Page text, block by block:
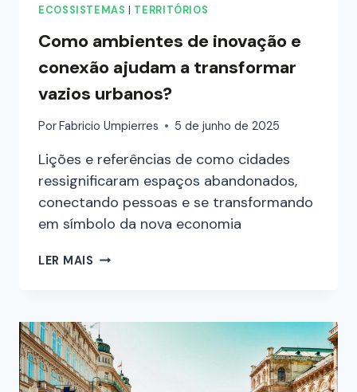
ECOSSISTEMAS TERRITÓRIOS
Como ambientes de inovação e
conexão ajudam a transformar
vazios urbanos?
PorFabricio Umpierres 5 de junho de 2025
Lições e referências de como cidades
ressignificaram espaços abandonados,
conectando pessoas e se transformando
em símbolo da nova economia
LER MAIS